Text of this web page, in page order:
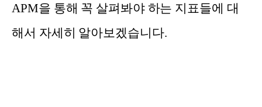
APM을 통해 꼭 살펴봐야 하는 지표들에 대
해서 자세히 알아보겠습니다.